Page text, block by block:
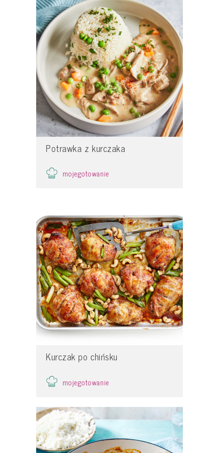
Potrawka z kurczaka
mojegotowanie
Kurczak po chińsku
mojegotowanie